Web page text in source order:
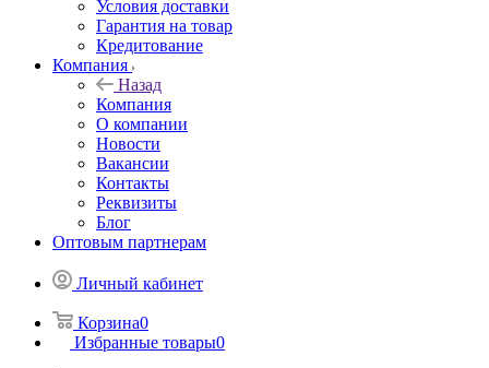
Условия доставки
Гарантия на товар
Кредитование
Компания
Назад
Компания
О компании
Новости
Вакансии
Контакты
Реквизиты
Блог
Оптовым партнерам
Личный кабинет
Корзина0
Избранные товары0